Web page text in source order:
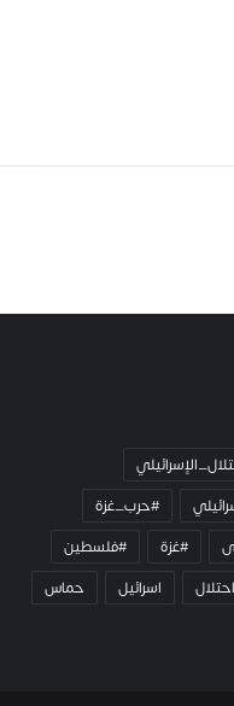
#حرب_غزة
#غزة
#فلسطين
احتلال اسرائيل
حماس